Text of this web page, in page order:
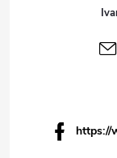
https://